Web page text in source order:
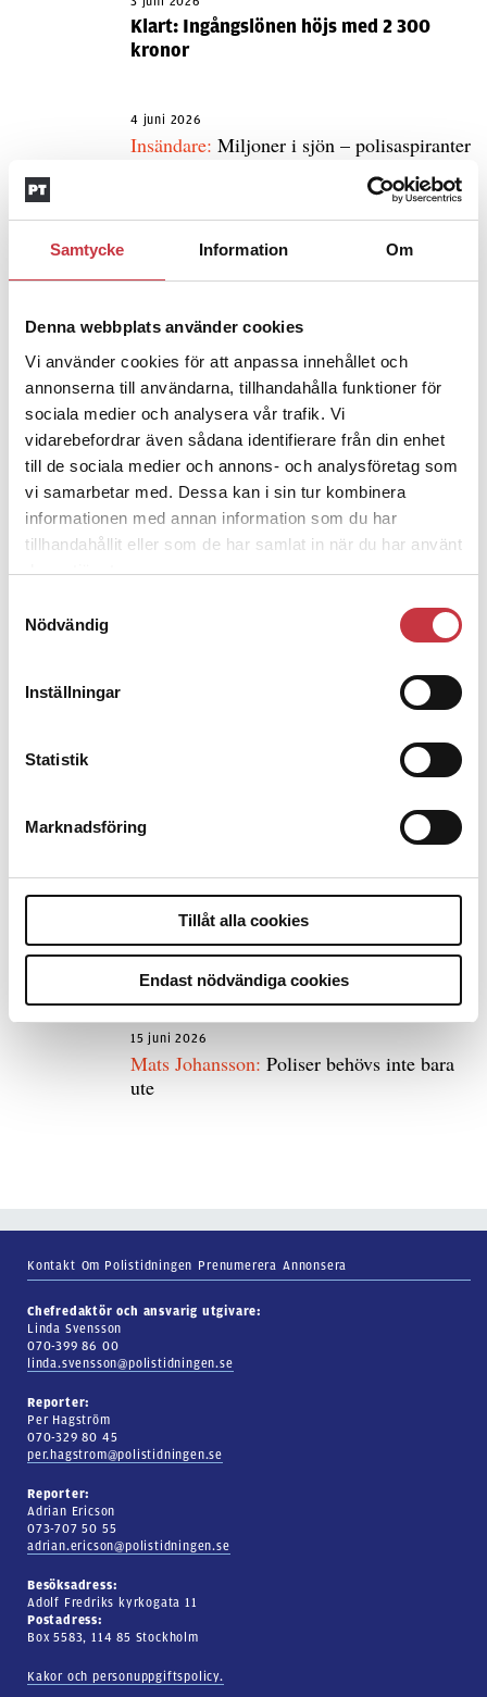
Samtycke Information Om
Denna webbplats använder cookies
Vi använder cookies för att anpassa innehållet och
annonserna till användarna, tillhandahålla funktioner för
sociala medier och analysera vår trafik. Vi
vidarebefordrar även sådana identifierare från din enhet
till de sociala medier och annons- och analysföretag som
vi samarbetar med. Dessa kan i sin tur kombinera
informationen med annan information som du har
tillhandahållit eller som de har samlat in när du har använt
deras tjänster.
Nödvändig
Inställningar
Statistik
Marknadsföring
Tillåt alla cookies
Endast nödvändiga cookies
Klart: Ingångslönen höjs med 2 300
kronor
4 juni 2026
Insändare: Miljoner i sjön – polisaspiranter
Jens Mårtensson:Snart 20 år i tjänst – nu
4 juni 2026
Polisregionen erkänner fel: ”Kommer
att rättas till”
kunskapsstyrning – inte om forskarnas
Det är inte evidenskrav som
bakbinder polisen
Debatt:Med för höga krav på evidens kan
polisen inte göra något alls
15 juni 2026
Mats Johansson: Poliser behövs inte bara
ute
Kontakt Om Polistidningen Prenumerera Annonsera
Chefredaktör och ansvarig utgivare:
Linda Svensson
070-399 86 00
linda.svensson@polistidningen.se
Reporter:
Per Hagström
070-329 80 45
per.hagstrom@polistidningen.se
Reporter:
Adrian Ericson
073-707 50 55
adrian.ericson@polistidningen.se
Besöksadress:
Adolf Fredriks kyrkogata 11
Postadress:
Box 5583, 114 85 Stockholm
Kakor och personuppgiftspolicy.